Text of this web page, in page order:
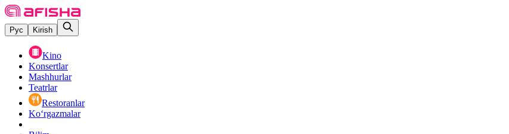
Рус Kirish
Kino
Konsertlar
Mashhurlar
Teatrlar
Restoranlar
Ko‘rgazmalar